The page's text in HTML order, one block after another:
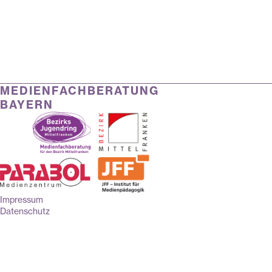
MEDIENFACHBERATUNG
BAYERN
Impressum
Datenschutz